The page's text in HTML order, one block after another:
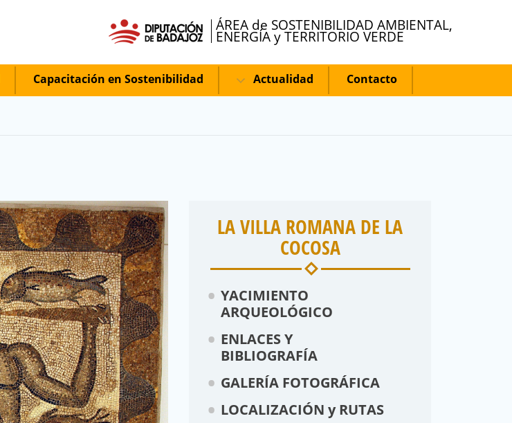
ÁREA de SOSTENIBILIDAD AMBIENTAL,
ENERGÍA y TERRITORIO VERDE
Capacitación en Sostenibilidad Actualidad Contacto
LA VILLA ROMANA DE LA
COCOSA
YACIMIENTO
ARQUEOLÓGICO
ENLACES Y
BIBLIOGRAFÍA
GALERÍA FOTOGRÁFICA
LOCALIZACIÓN y RUTAS